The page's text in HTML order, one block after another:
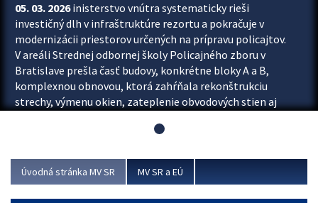
05. 03. 2026inisterstvo vnútra systematicky rieši
investičný dlh v infraštruktúre rezortu a pokračuje v
modernizácii priestorov určených na prípravu policajtov.
V areáli Strednej odbornej školy Policajného zboru v
Bratislave prešla časť budovy, konkrétne bloky A a B,
komplexnou obnovou, ktorá zahŕňala rekonštrukciu
strechy, výmenu okien, zateplenie obvodových stien aj
aj interiéru, kde vznikli nové učebne a moderné
Viac
Úvodná stránka MV SR MV SR a EÚ